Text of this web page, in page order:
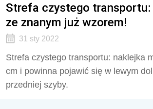
Strefa czystego transportu:
ze znanym już wzorem!
31 sty 2022
Strefa czystego transportu: naklejka
cm i powinna pojawić się w lewym
przedniej szyby.